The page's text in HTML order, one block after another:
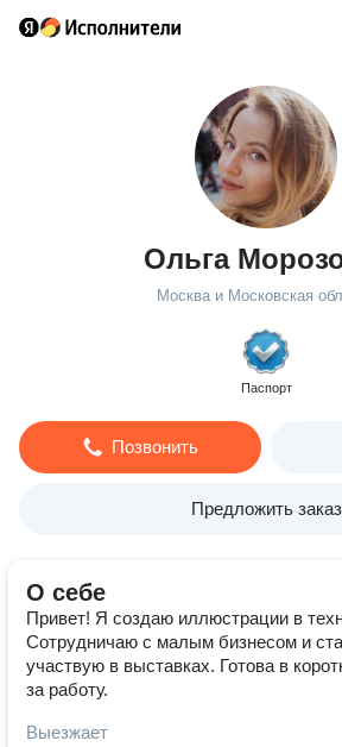
Ольга
Москва и Московская
Паспорт
Позвонить
Предложить заказ
О себе
Привет! Я создаю иллюстрации в
Сотрудничаю с малым бизнесом и
участвую в выставках. Готова в
за работу.
Выезжает